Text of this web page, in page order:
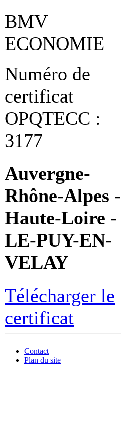
BMV
ECONOMIE
Numéro de
certificat
OPQTECC :
3177
Auvergne-
Rhône-Alpes -
Haute-Loire -
LE-PUY-EN-
VELAY
Télécharger le
certificat
Contact
Plan du site